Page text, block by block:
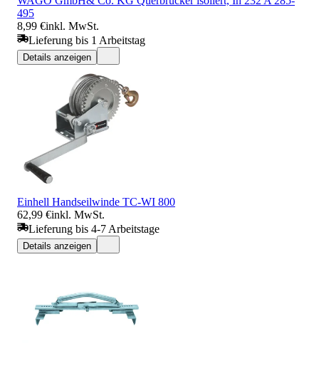
495
8,99 €inkl. MwSt.
Lieferung bis 1 Arbeitstag
Details anzeigen
Einhell Handseilwinde TC-WI 800
62,99 €inkl. MwSt.
Lieferung bis 4-7 Arbeitstage
Details anzeigen